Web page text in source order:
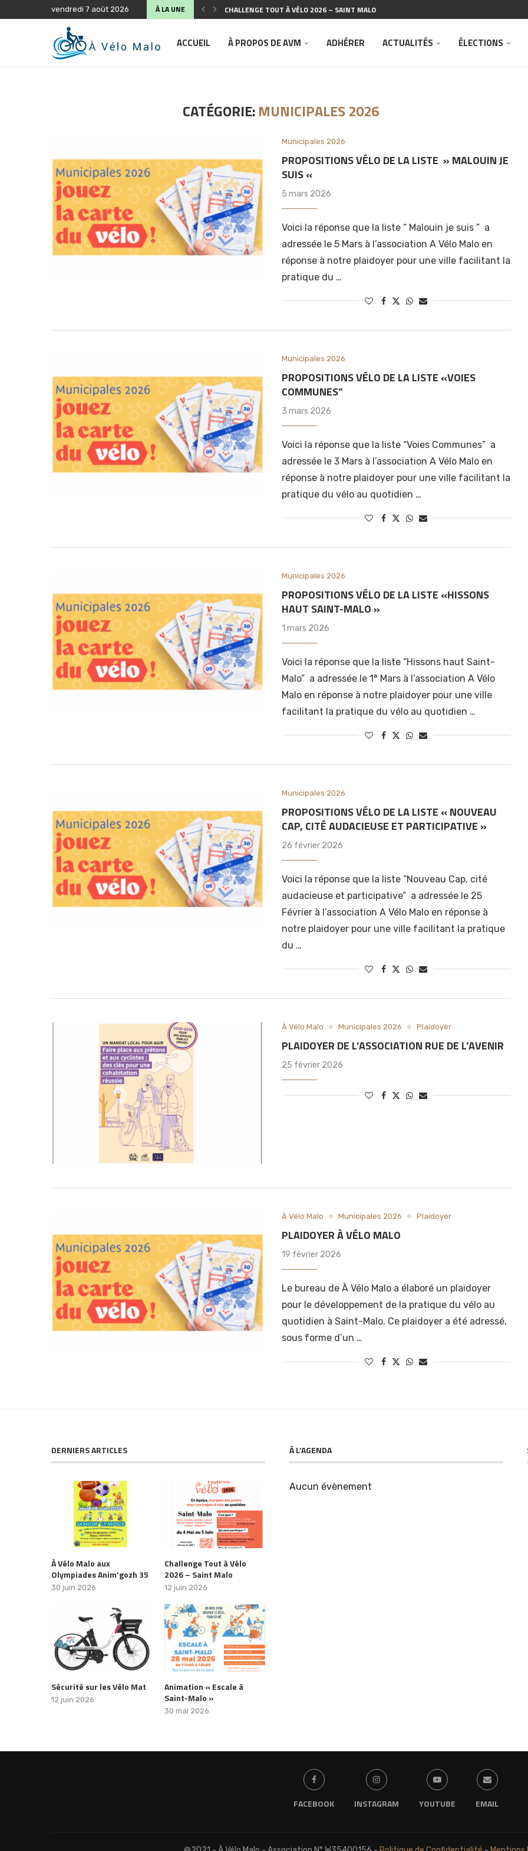
vendredi 7 août 2026 À LA UNE
CHALLENGE TOUT À VÉLO 2026 – SAINT MALO
ACCUEIL À PROPOS DE AVM ADHÉRER ACTUALITÉS ÉLECTIONS
CATÉGORIE:MUNICIPALES 2026
Municipales 2026
PROPOSITIONS VÉLO DE LA LISTE » MALOUIN JE
SUIS «
5 mars 2026
Voici la réponse que la liste “ Malouin je suis ” a
adressée le 5 Mars à l’association A Vélo Malo en
réponse à notre plaidoyer pour une ville facilitant la
pratique du …
Municipales 2026
PROPOSITIONS VÉLO DE LA LISTE «VOIES
COMMUNES”
3 mars 2026
Voici la réponse que la liste “Voies Communes” a
adressée le 3 Mars à l’association A Vélo Malo en
réponse à notre plaidoyer pour une ville facilitant la
pratique du vélo au quotidien …
Municipales 2026
PROPOSITIONS VÉLO DE LA LISTE «HISSONS
HAUT SAINT-MALO »
1 mars 2026
Voici la réponse que la liste “Hissons haut Saint-
Malo” a adressée le 1° Mars à l’association A Vélo
Malo en réponse à notre plaidoyer pour une ville
facilitant la pratique du vélo au quotidien …
Municipales 2026
PROPOSITIONS VÉLO DE LA LISTE « NOUVEAU
CAP, CITÉ AUDACIEUSE ET PARTICIPATIVE »
26 février 2026
Voici la réponse que la liste “Nouveau Cap, cité
audacieuse et participative” a adressée le 25
Février à l’association A Vélo Malo en réponse à
notre plaidoyer pour une ville facilitant la pratique
du …
À Vélo Malo Municipales 2026 Plaidoyer
PLAIDOYER DE L’ASSOCIATION RUE DE L’AVENIR
25 février 2026
À Vélo Malo Municipales 2026 Plaidoyer
PLAIDOYER À VÉLO MALO
19 février 2026
Le bureau de À Vélo Malo a élaboré un plaidoyer
pour le développement de la pratique du vélo au
quotidien à Saint-Malo. Ce plaidoyer a été adressé,
sous forme d’un …
30 juin 2026
DERNIERS ARTICLES
À Vélo Malo aux
Olympiades Anim’gozh 35
30 juin 2026
Challenge Tout à Vélo
2026 – Saint Malo
12 juin 2026
Sécurité sur les Vélo Mat
12 juin 2026
Animation « Escale à
Saint-Malo »
30 mai 2026
À L’AGENDA
Aucun évènement
FACEBOOK INSTAGRAM YOUTUBE EMAIL